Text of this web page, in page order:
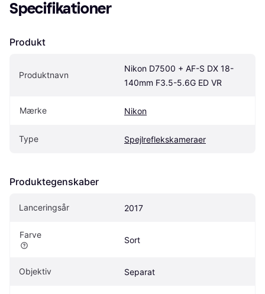
Specifikationer
Produkt
Produktnavn
Nikon D7500 + AF-S DX 18-
140mm F3.5-5.6G ED VR
Mærke Nikon
Type Spejlreflekskameraer
Produktegenskaber
Lanceringsår 2017
Farve
Sort
Objektiv Separat